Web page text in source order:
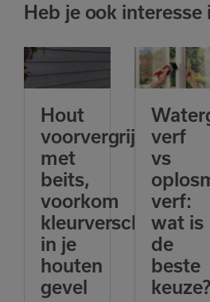
Heb je ook interesse
Hout
voorvergrijzen
met
beits,
voorkom
kleurverschillen
in je
houten
gevel
verf
vs
verf:
wat is
de
beste
keuze?